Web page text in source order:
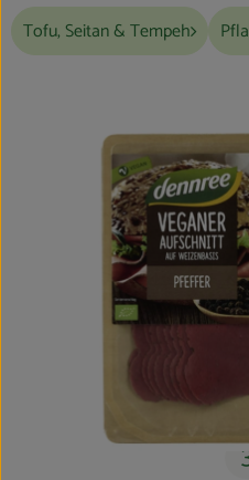
ANGEBOTE
REGIONALES
Obst & Gemüse
Vorratskammer
Tofu, Seitan & Tempeh